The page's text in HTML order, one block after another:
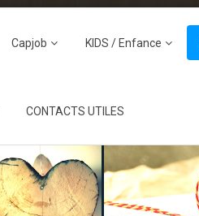
Capjob KIDS / Enfance
CONTACTS UTILES